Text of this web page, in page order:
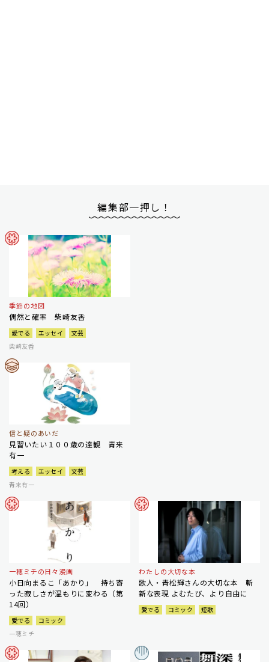
編集部一押し！
季節の地図
偶然と確率 柴崎友香
愛でる エッセイ
文芸
柴崎友香
信と疑のあいだ
見習いたい１００歳の達観 青来
有一
考える エッセイ
文芸
青来有一
一穂ミチの日々漫画
小日向まるこ「あかり」 持ち寄
った寂しさが温もりに変わる（第
14回）
愛でる
コミック
一穂ミチ
わたしの大切な本
歌人・青松輝さんの大切な本 斬
新な表現 よむたび、より自由に
愛でる コミック 短歌